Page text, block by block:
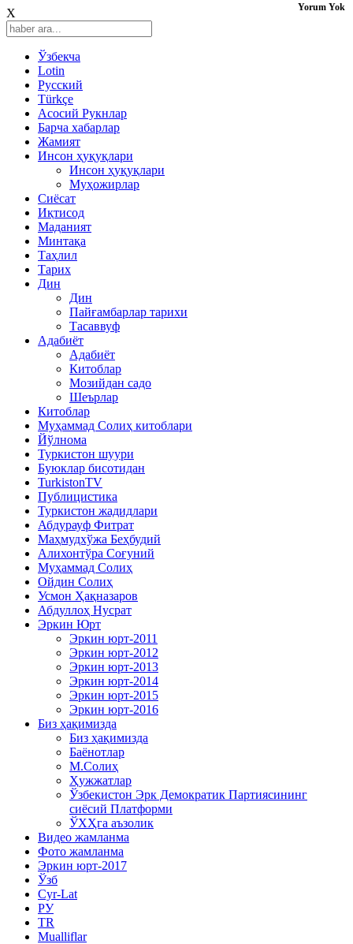
X
Ўзбекча
Lotin
Русский
Türkçe
Асосий Рукнлар
Барча хабарлар
Жамият
Инсон ҳуқуқлари
Инсон ҳуқуқлари
Муҳожирлар
Сиёсат
Иқтисод
Mаданият
Минтақа
Таҳлил
Тарих
Дин
Дин
Пайғамбарлар тарихи
Тасаввуф
Адабиёт
Адабиёт
Китоблар
Мозийдан садо
Шеърлар
Китоблар
Муҳаммад Солиҳ китоблари
Йўлнома
Туркистон шуури
Буюклар бисотидан
TurkistonTV
Публицистика
Туркистон жадидлари
Абдурауф Фитрат
Маҳмудхўжа Беҳбудий
Алихонтўра Соғуний
Муҳаммад Солиҳ
Ойдин Солиҳ
Усмон Ҳақназаров
Абдуллоҳ Нусрат
Эркин Юрт
Эркин юрт-2011
Эркин юрт-2012
Эркин юрт-2013
Эркин юрт-2014
Эркин юрт-2015
Эркин юрт-2016
Биз ҳақимизда
Биз ҳақимизда
Баёнотлар
М.Солиҳ
Ҳужжатлар
Ўзбекистон Эрк Демократик Партиясининг
сиёсий Платформи
ЎХҲга аъзолик
Видео жамланма
Фото жамланма
Эркин юрт-2017
Ўзб
Cyr-Lat
РУ
TR
Mualliflar
Yorum Yok